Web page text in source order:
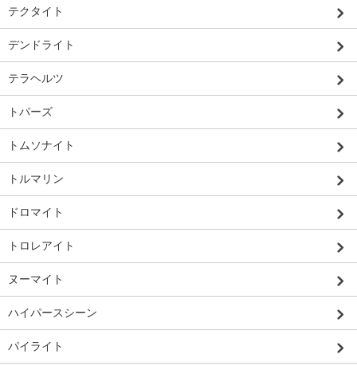
テクタイト
デンドライト
テラヘルツ
トパーズ
トムソナイト
トルマリン
ドロマイト
トロレアイト
ヌーマイト
ハイパースシーン
パイライト